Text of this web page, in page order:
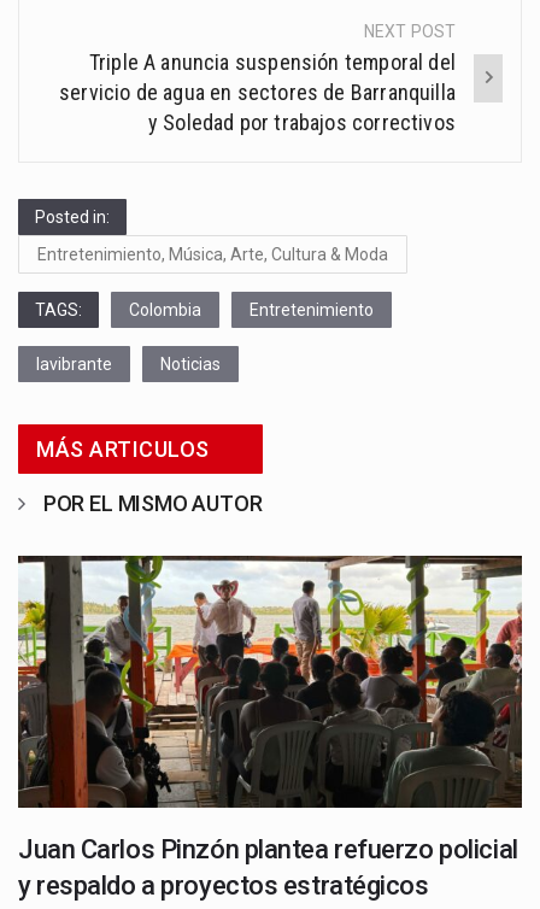
NEXT POST
Triple A anuncia suspensión temporal del
servicio de agua en sectores de Barranquilla
y Soledad por trabajos correctivos
Posted in:
Entretenimiento, Música, Arte, Cultura & Moda
TAGS: Colombia Entretenimiento
lavibrante Noticias
MÁS ARTICULOS
POR EL MISMO AUTOR
Juan Carlos Pinzón plantea refuerzo policial
y respaldo a proyectos estratégicos